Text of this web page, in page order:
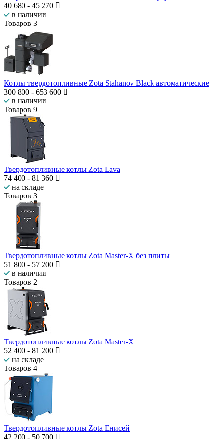
40 680 - 45 270
в наличии
Товаров 3
Котлы твердотопливные Zota Stahanov Black автоматические
300 800 - 653 600
в наличии
Товаров 9
Твердотопливные котлы Zota Lava
74 400 - 81 360
на складе
Товаров 3
Твердотопливные котлы Zota Master-Х без плиты
51 800 - 57 200
в наличии
Товаров 2
Твердотопливные котлы Zota Master-Х
52 400 - 81 200
на складе
Товаров 4
Твердотопливные котлы Zota Енисей
42 200 - 50 700